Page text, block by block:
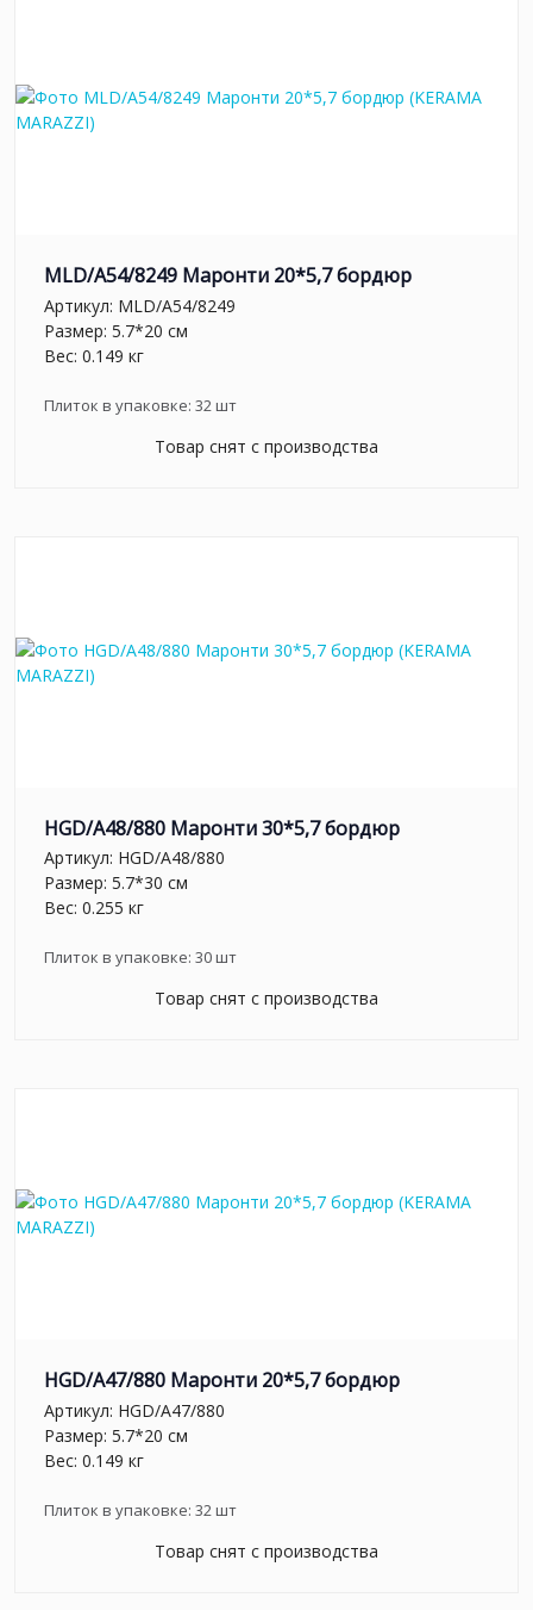
MLD/A54/8249 Маронти 20*5,7 бордюр
Артикул: MLD/A54/8249
Размер: 5.7*20 см
Вес: 0.149 кг
Плиток в упаковке: 32шт
Товар снят с производства
HGD/A48/880 Маронти 30*5,7 бордюр
Артикул: HGD/A48/880
Размер: 5.7*30 см
Вес: 0.255 кг
Плиток в упаковке: 30шт
Товар снят с производства
HGD/A47/880 Маронти 20*5,7 бордюр
Артикул: HGD/A47/880
Размер: 5.7*20 см
Вес: 0.149 кг
Плиток в упаковке: 32шт
Товар снят с производства